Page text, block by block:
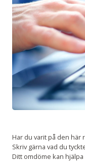
Har du varit på den här
Skriv gärna vad du
Ditt omdöme kan hjälpa